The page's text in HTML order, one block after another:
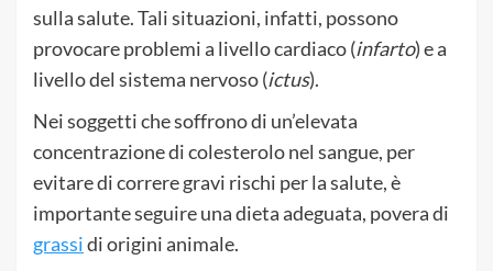
sulla salute. Tali situazioni, infatti, possono
provocare problemi a livello cardiaco (infarto) e a
livello del sistema nervoso (ictus).
Nei soggetti che soffrono di un’elevata
concentrazione di colesterolo nel sangue, per
evitare di correre gravi rischi per la salute, è
importante seguire una dieta adeguata, povera di
grassidi origini animale.